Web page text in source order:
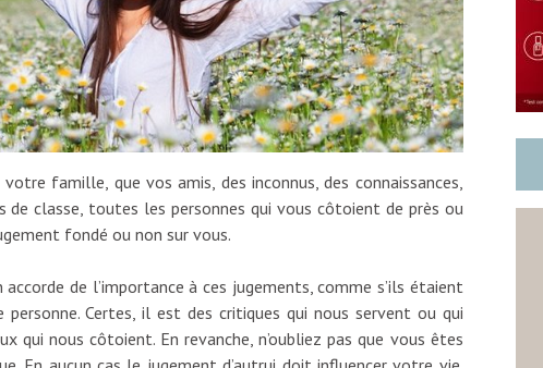
famille, que vos amis, des inconnus, des connaissances,
de classe, toutes les personnes qui vous côtoient de près ou
fondé ou non sur vous.
de l’importance à ces jugements, comme s’ils étaient
Certes, il est des critiques qui nous servent ou qui
qui nous côtoient. En revanche, n’oubliez pas que vous êtes